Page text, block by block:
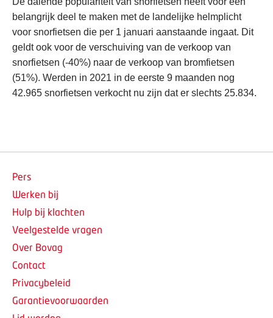
belangrijk deel te maken met de landelijke helmplicht
voor snorfietsen die per 1 januari aanstaande ingaat. Dit
geldt ook voor de verschuiving van de verkoop van
snorfietsen (-40%) naar de verkoop van bromfietsen
(51%). Werden in 2021 in de eerste 9 maanden nog
42.965 snorfietsen verkocht nu zijn dat er slechts 25.834.
Pers
Werken bij
Hulp bij klachten
Veelgestelde vragen
Over Bovag
Contact
Privacybeleid
Garantievoorwaarden